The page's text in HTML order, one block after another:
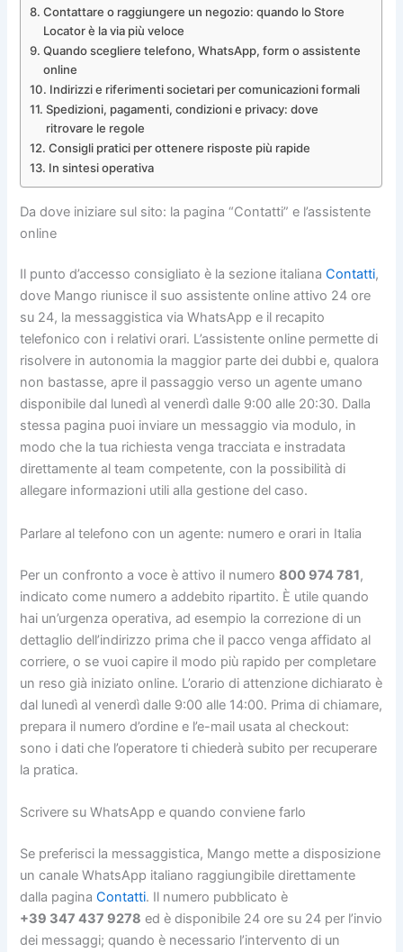
Contattare o raggiungere un negozio: quando lo Store
Locator è la via più veloce
Quando scegliere telefono, WhatsApp, form o assistente
online
Indirizzi e riferimenti societari per comunicazioni formali
Spedizioni, pagamenti, condizioni e privacy: dove
ritrovare le regole
Consigli pratici per ottenere risposte più rapide
In sintesi operativa
Da dove iniziare sul sito: la pagina “Contatti” e l’assistente
online
Il punto d’accesso consigliato è la sezione italianaContatti,
dove Mango riunisce il suo assistente online attivo 24 ore
su 24, la messaggistica via WhatsApp e il recapito
telefonico con i relativi orari. L’assistente online permette di
risolvere in autonomia la maggior parte dei dubbi e, qualora
non bastasse, apre il passaggio verso un agente umano
disponibile dal lunedì al venerdì dalle 9:00 alle 20:30. Dalla
stessa pagina puoi inviare un messaggio via modulo, in
modo che la tua richiesta venga tracciata e instradata
direttamente al team competente, con la possibilità di
allegare informazioni utili alla gestione del caso.
Parlare al telefono con un agente: numero e orari in Italia
Per un confronto a voce è attivo il numero800 974 781,
indicato come numero a addebito ripartito. È utile quando
hai un’urgenza operativa, ad esempio la correzione di un
dettaglio dell’indirizzo prima che il pacco venga affidato al
corriere, o se vuoi capire il modo più rapido per completare
un reso già iniziato online. L’orario di attenzione dichiarato è
dal lunedì al venerdì dalle 9:00 alle 14:00. Prima di chiamare,
prepara il numero d’ordine e l’e-mail usata al checkout:
sono i dati che l’operatore ti chiederà subito per recuperare
la pratica.
Scrivere su WhatsApp e quando conviene farlo
Se preferisci la messaggistica, Mango mette a disposizione
un canale WhatsApp italiano raggiungibile direttamente
dalla paginaContatti. Il numero pubblicato è
+39 347 437 9278 ed è disponibile 24 ore su 24 per l’invio
dei messaggi; quando è necessario l’intervento di un